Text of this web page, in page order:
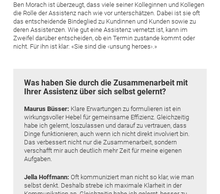
Ben Morach ist überzeugt, dass viele seiner Kolleginnen und Kollegen
die Rolle der Assistenz nach wie vor unterschätzen. Dabei ist sie oft
das entscheidende Bindeglied zu Kundinnen und Kunden sowie zu
deren Assistenzen. Wie gut eine Assistenz vernetzt ist, kann im
Zweifel darüber entscheiden, ob ein Termin zustande kommt oder
nicht. Für ihn ist klar: «Sie sind die ‹unsung heroes›.»
Was haben Sie durch die Zusammenarbeit mit
Ihrer Assistenz über sich selbst gelernt?
Maurus Büsser: Klare Erwartungen zu formulieren ist ein
wirkungsvoller Hebel für gemeinsame Effizienz. Gleichzeitig
habe ich gelernt, loszulassen und darauf zu vertrauen, dass
Dinge funktionieren, auch wenn ich nicht direkt involviert bin.
Das verbessert nicht nur die Zusammenarbeit, sondern
verschafft mir auch deutlich mehr Zeit für meine eigenen
Aufgaben.
Jella Hoffmann: Oft kommuniziert man nicht so klar, wie man
selbst denkt. Deshalb strebe ich maximale Klarheit in der